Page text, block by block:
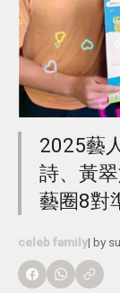
2025藝
詩、黃
藝圈8對
celeb family| by